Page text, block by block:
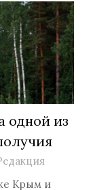
одной из
Крым и